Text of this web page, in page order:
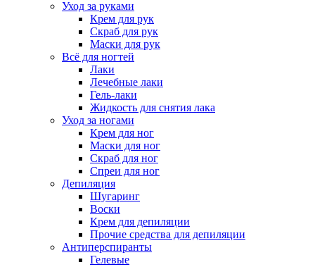
Уход за руками
Крем для рук
Скраб для рук
Маски для рук
Всё для ногтей
Лаки
Лечебные лаки
Гель-лаки
Жидкость для снятия лака
Уход за ногами
Крем для ног
Маски для ног
Скраб для ног
Спреи для ног
Депиляция
Шугаринг
Воски
Крем для депиляции
Прочие средства для депиляции
Антиперспиранты
Гелевые